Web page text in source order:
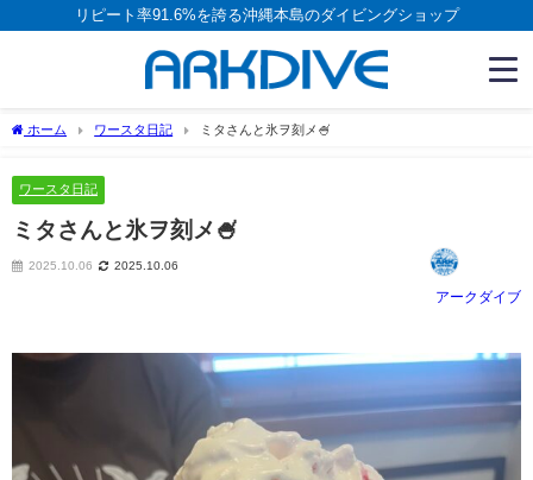
リピート率91.6%を誇る沖縄本島のダイビングショップ
ホーム ワースタ日記 ミタさんと氷ヲ刻メ🍧
ワースタ日記
ミタさんと氷ヲ刻メ🍧
2025.10.06 2025.10.06
アークダイブ